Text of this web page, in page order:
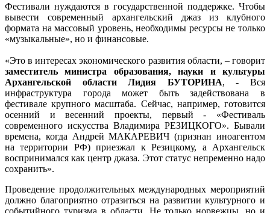
Фестивали нуждаются в государственной поддержке. Чтобы
вывести современный архангельский джаз из клубного
формата на массовый уровень, необходимы ресурсы не только
«музыкальные», но и финансовые.
«Это в интересах экономического развития области, – говорит
заместитель министра образования, науки и культуры
Архангельской области Лидия БУТОРИНА, - Вся
инфраструктура города может быть задействована в
фестивале крупного масштаба. Сейчас, например, готовится
осенний и весенний проекты, первый - «Фестиваль
современного искусства Владимира РЕЗИЦКОГО». Бывали
времена, когда Андрей МАКАРЕВИЧ (признан иноагентом
на территории РФ)приезжал к Резицкому, а Архангельск
воспринимался как центр джаза. Этот статус непременно надо
сохранить».
Проведение продолжительных международных мероприятий
должно благоприятно отразиться на развитии культурного и
событийного туризма в области. Не только норвежцы, но и